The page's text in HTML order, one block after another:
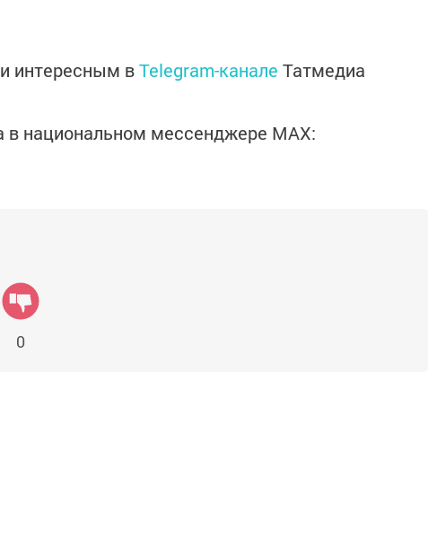
интересным вTelegram-канале Татмедиа
в национальном мессенджере MАХ:
0